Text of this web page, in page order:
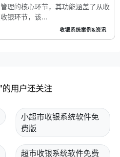
理的核心环节，其功能涵盖了从收
银环节，该...
收银系统案例&资讯
用户还关注
小超市收银系统软件免
费版
超市收银系统软件免费